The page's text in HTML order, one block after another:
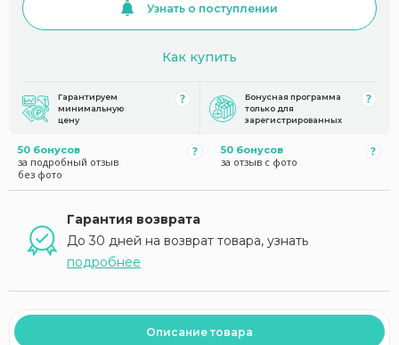
Узнать о поступлении
Как купить
Гарантируем
минимальную
цену
Бонусная программа
только для
зарегистрированных
50 бонусов
за подробный отзыв
без фото
50 бонусов
за отзыв с фото
Гарантия возврата
До 30 дней на возврат товара, узнать
подробнее
Описание товара